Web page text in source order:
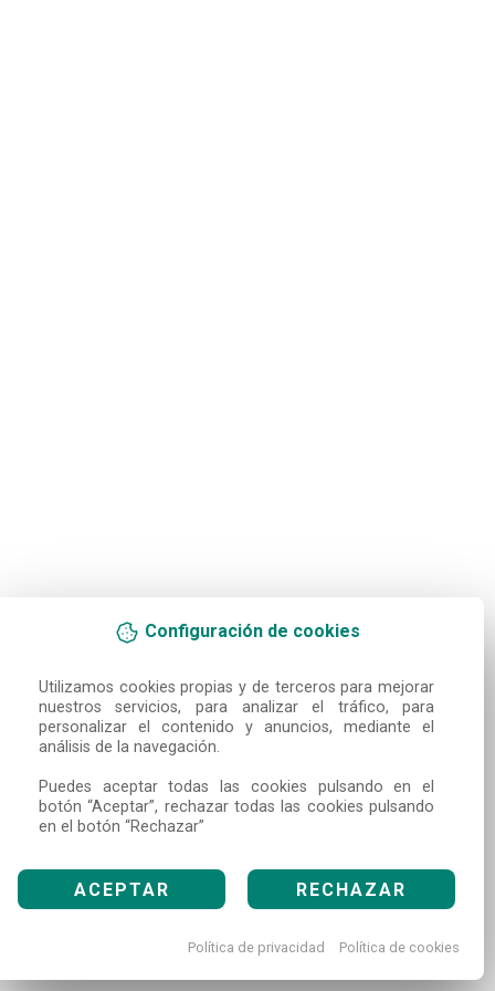
Configuración de cookies
Utilizamos cookies propias y de terceros para mejorar
nuestros servicios, para analizar el tráfico, para
personalizar el contenido y anuncios, mediante el
análisis de la navegación.
Puedes aceptar todas las cookies pulsando en el
botón “Aceptar”, rechazar todas las cookies pulsando
en el botón “Rechazar”
ACEPTAR RECHAZAR
Política de privacidad Política de cookies